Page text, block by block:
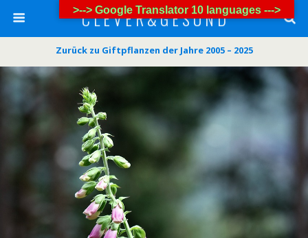
C L E V E R & G E S U N D
Zurück zu Giftpflanzen der Jahre 2005 – 2025
>--> Google Translator 10 languages --->